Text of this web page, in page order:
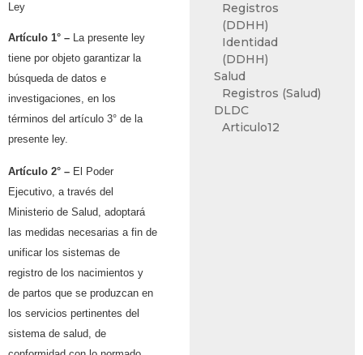
Ley
Artículo 1° – La presente ley
tiene por objeto garantizar la
búsqueda de datos e
investigaciones, en los
términos del artículo 3° de la
presente ley.
Artículo 2° – El Poder
Ejecutivo, a través del
Ministerio de Salud, adoptará
las medidas necesarias a fin de
unificar los sistemas de
registro de los nacimientos y
de partos que se produzcan en
los servicios pertinentes del
sistema de salud, de
Registros
(DDHH)
Identidad
(DDHH)
Salud
Registros (Salud)
DLDC
Articulo12